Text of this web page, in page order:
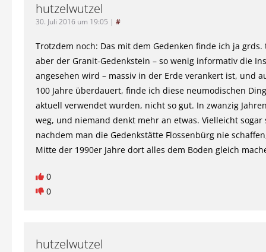
hutzelwutzel
30. Juli 2016 um 19:05 | #
Trotzdem noch: Das mit dem Gedenken finde ich ja
aber der Granit-Gedenkstein – so wenig informativ die
angesehen wird – massiv in der Erde verankert ist, und
100 Jahre überdauert, finde ich diese neumodischen
aktuell verwendet wurden, nicht so gut. In zwanzig
weg, und niemand denkt mehr an etwas. Vielleicht sogar
nachdem man die Gedenkstätte Flossenbürg nie
Mitte der 1990er Jahre dort alles dem Boden gleich
0
0
hutzelwutzel